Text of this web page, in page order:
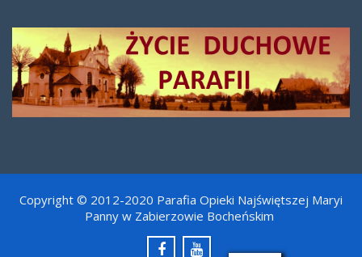
Copyright © 2012-2020 Parafia Opieki Najświętszej Maryi
Panny w Zabierzowie Bocheńskim